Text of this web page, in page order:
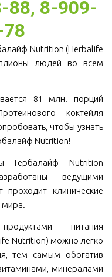
88, 8-909-
Nutrition (Herbalife
людей во всем
81 млн. порций
коктейля
чтобы узнать
Nutrition!
Гербалайф Nutrition
ведущими
клинические
мира.
питания
Nutrition) можно легко
тем самым обогатив
минералами